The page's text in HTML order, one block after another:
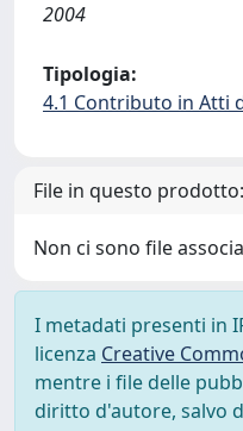
2004
Tipologia:
4.1 Contributo in Atti
File in questo prodotto:
Non ci sono file
I metadati presenti in
licenza Creative
mentre i file delle
diritto d'autore, salvo